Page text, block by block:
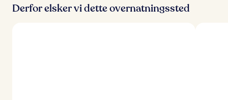
Derfor elsker vi dette overnatningssted